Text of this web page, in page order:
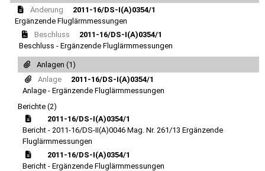
Änderung
2011-16/DS-I(A)0354/1
Ergänzende Fluglärmmessungen
Beschluss
2011-16/DS-I(A)0354/1
Beschluss - Ergänzende Fluglärmmessungen
Anlagen (1)
Anlage
2011-16/DS-I(A)0354/1
Anlage - Ergänzende Fluglärmmessungen
Berichte (2)
2011-16/DS-I(A)0354/1
Bericht - 2011-16/DS-II(A)0046 Mag. Nr. 261/13 Ergänzende
Fluglärmmessungen
2011-16/DS-I(A)0354/1
Bericht - Ergänzende Fluglärmmessungen